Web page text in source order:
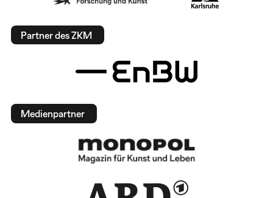
Partner des ZKM
Medienpartner